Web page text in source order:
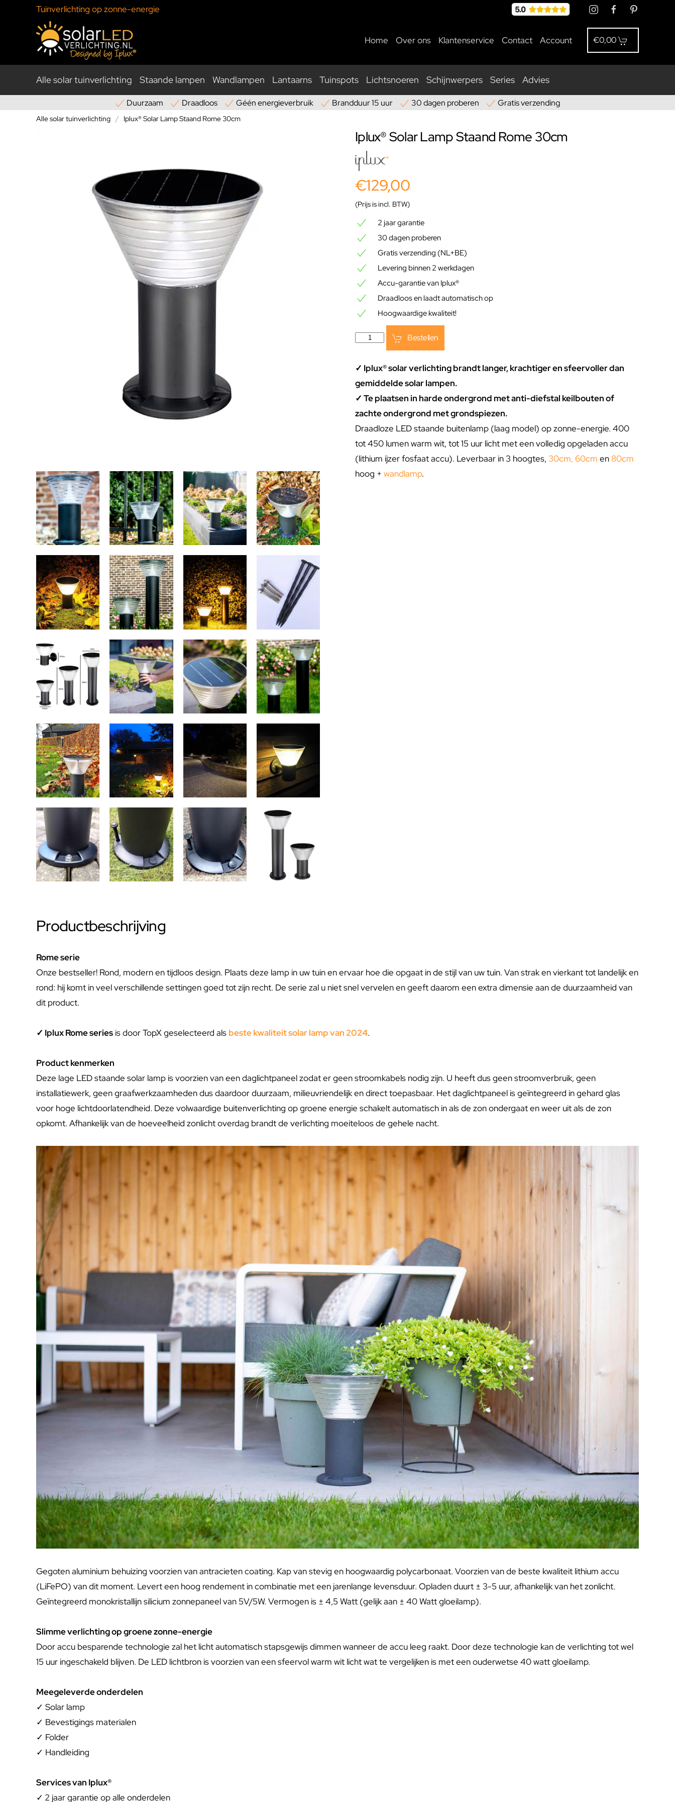
Tuinverlichting op zonne-energie
Home Over ons Klantenservice Contact Account €0,00
Alle solar tuinverlichting Staande lampen Wandlampen Lantaarns Tuinspots Lichtsnoeren Schijnwerpers Series Advies
Duurzaam Draadloos Géén energieverbruik Brandduur 15 uur 30 dagen proberen Gratis verzending
Alle solar tuinverlichting Iplux® Solar Lamp Staand Rome 30cm
Iplux® Solar Lamp Staand Rome 30cm
€129,00
(Prijs is incl. BTW)
2 jaar garantie
30 dagen proberen
Gratis verzending (NL+BE)
Levering binnen 2 werkdagen
Accu-garantie van Iplux®
Draadloos en laadt automatisch op
Hoogwaardige kwaliteit!
Bestellen
✓ Iplux® solar verlichting brandt langer, krachtiger en sfeervoller dan
gemiddelde solar lampen.
✓ Te plaatsen in harde ondergrond met anti-diefstal keilbouten of
zachte ondergrond met grondspiezen.
Draadloze LED staande buitenlamp (laag model) op zonne-energie. 400
tot 450 lumen warm wit, tot 15 uur licht met een volledig opgeladen accu
(lithium ijzer fosfaat accu). Leverbaar in 3 hoogtes, 30cm, 60cm en 80cm
hoog + wandlamp.
Productbeschrijving
Rome serie
Onze bestseller! Rond, modern en tijdloos design. Plaats deze lamp in uw tuin en ervaar hoe die opgaat in de stijl van uw tuin. Van strak en vierkant tot landelijk en
rond: hij komt in veel verschillende settingen goed tot zijn recht. De serie zal u niet snel vervelen en geeft daarom een extra dimensie aan de duurzaamheid van
dit product.
✓ Iplux Rome series is door TopX geselecteerd als beste kwaliteit solar lamp van 2024.
Product kenmerken
Deze lage LED staande solar lamp is voorzien van een daglichtpaneel zodat er geen stroomkabels nodig zijn. U heeft dus geen stroomverbruik, geen
installatiewerk, geen graafwerkzaamheden dus daardoor duurzaam, milieuvriendelijk en direct toepasbaar. Het daglichtpaneel is geïntegreerd in gehard glas
voor hoge lichtdoorlatendheid. Deze volwaardige buitenverlichting op groene energie schakelt automatisch in als de zon ondergaat en weer uit als de zon
opkomt. Afhankelijk van de hoeveelheid zonlicht overdag brandt de verlichting moeiteloos de gehele nacht.
Gegoten aluminium behuizing voorzien van antracieten coating. Kap van stevig en hoogwaardig polycarbonaat. Voorzien van de beste kwaliteit lithium accu
(LiFePO) van dit moment. Levert een hoog rendement in combinatie met een jarenlange levensduur. Opladen duurt ± 3-5 uur, afhankelijk van het zonlicht.
Geïntegreerd monokristallijn silicium zonnepaneel van 5V/5W. Vermogen is ± 4,5 Watt (gelijk aan ± 40 Watt gloeilamp).
Slimme verlichting op groene zonne-energie
Door accu besparende technologie zal het licht automatisch stapsgewijs dimmen wanneer de accu leeg raakt. Door deze technologie kan de verlichting tot wel
15 uur ingeschakeld blijven. De LED lichtbron is voorzien van een sfeervol warm wit licht wat te vergelijken is met een ouderwetse 40 watt gloeilamp.
Meegeleverde onderdelen
✓ Solar lamp
✓ Bevestigings materialen
✓ Folder
✓ Handleiding
Services van Iplux®
✓ 2 jaar garantie op alle onderdelen